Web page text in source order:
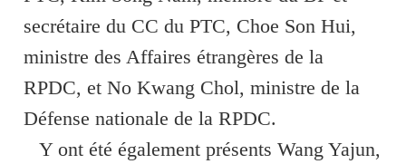
secrétaire du CC du PTC, Choe Son Hui,
ministre des Affaires étrangères de la
RPDC, et No Kwang Chol, ministre de la
Défense nationale de la RPDC.
Y ont été également présents Wang Yajun,